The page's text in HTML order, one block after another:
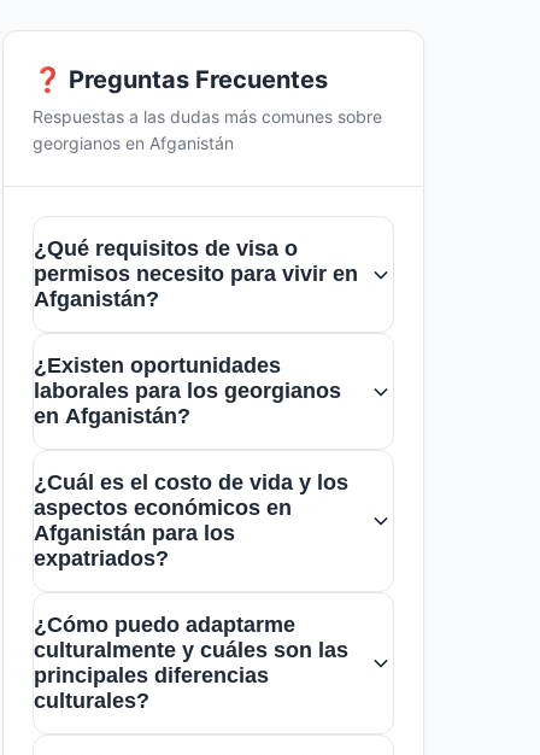
❓ Preguntas Frecuentes
Respuestas a las dudas más comunes sobre
georgianos en Afganistán
¿Qué requisitos de visa o
permisos necesito para vivir en
Afganistán?
necesitan obtener una visa de
residencia o permisos específicos
antes de establecerse en
Afganistán. Es recomendable
consultar la embajada afgana o la
oficina de inmigración para
información actualizada y
¿Existen oportunidades
laborales para los georgianos
en Afganistán?
como la construcción, la educación
y la cooperación internacional. El
chat de georgianos en Afganistán
puede ser un recurso útil para
conocer ofertas y establecer
contactos laborales.
¿Cuál es el costo de vida y los
aspectos económicos en
Afganistán para los
expatriados?
ser más bajo que en Georgia,
especialmente en vivienda y
alimentación. Sin embargo, es
importante planificar bien y contar
¿Cómo puedo adaptarme
culturalmente y cuáles son las
principales diferencias
culturales?